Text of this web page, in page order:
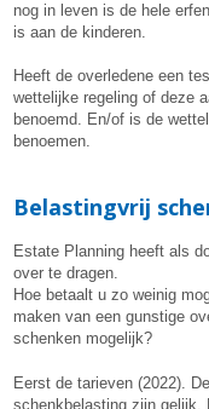
nog in leven is de hele
is aan de kinderen.
Heeft de overledene een
wettelijke regeling of deze
benoemd. En/of is de
benoemen.
Belastingvrij
Estate Planning heeft als
over te dragen.
Hoe betaalt u zo weinig
maken van een gunstige
schenken mogelijk?
Eerst de tarieven (2022).
schenkbelasting zijn gelijk.